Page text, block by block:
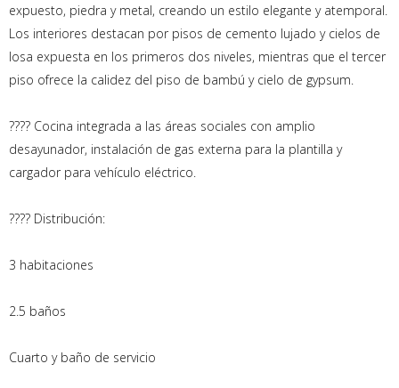
expuesto, piedra y metal, creando un estilo elegante y atemporal.
Los interiores destacan por pisos de cemento lujado y cielos de
losa expuesta en los primeros dos niveles, mientras que el tercer
piso ofrece la calidez del piso de bambú y cielo de gypsum.
???? Cocina integrada a las áreas sociales con amplio
desayunador, instalación de gas externa para la plantilla y
cargador para vehículo eléctrico.
???? Distribución:
3 habitaciones
2.5 baños
Cuarto y baño de servicio